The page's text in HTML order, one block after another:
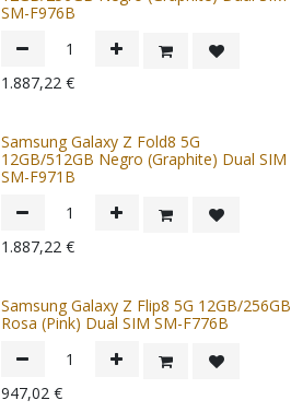
SM-F976B
1.887,22 €
Samsung Galaxy Z Fold8 5G
12GB/512GB Negro (Graphite) Dual SIM
SM-F971B
1.887,22 €
Samsung Galaxy Z Flip8 5G 12GB/256GB
Rosa (Pink) Dual SIM SM-F776B
947,02 €